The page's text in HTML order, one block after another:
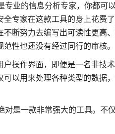
业的信息分析专家，你都可
专家在这款工具的身上花费
断努力去编写出可读性更高
性也还没有经过同行的审核。
操作界面，即便是一名非技
以用来处理各种类型的数据
是一款非常强大的工具。不